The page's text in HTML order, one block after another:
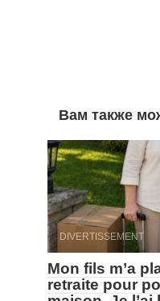
Вам также
DIVERTISSEMENT
Mon fils m’a
retraite pour